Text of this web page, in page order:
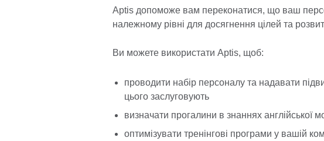
Aptis допоможе вам переконатися, що ваш
належному рівні для досягнення цілей та
Ви можете використати Aptis, щоб:
проводити набір персоналу та надавати
цього заслуговують
визначати прогалини в знаннях англійської
оптимізувати тренінгові програми у вашій